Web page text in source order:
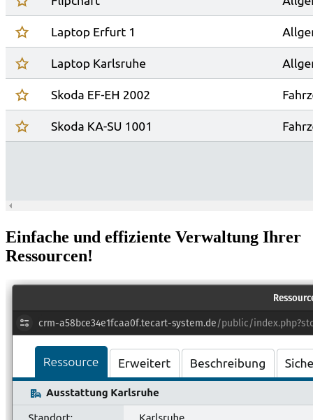
Einfache und effiziente Verwaltung Ihrer
Ressourcen!